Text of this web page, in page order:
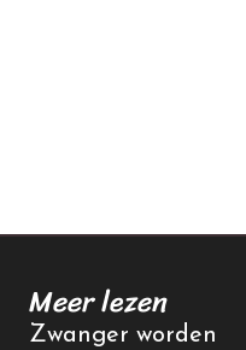
Meer lezen
Zwanger worden